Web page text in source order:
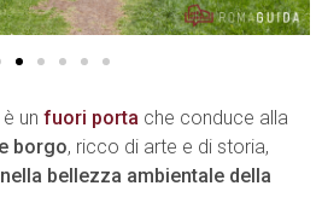
è un fuori porta che conduce alla
borgo, ricco di arte e di storia,
bellezza ambientale della